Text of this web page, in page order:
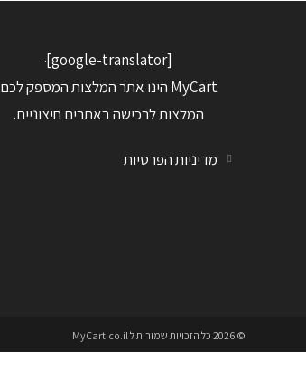
[google-translator]
MyCart הינו אתר המלצות המספק לכם
המלצות לרכישה באתרים חיצוניים.
מדיניות הפרטיות
© 2026 כל הזכויות שמורות ל